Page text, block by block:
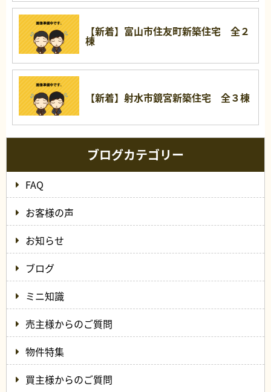
【新着】富山市住友町新築住宅 全２
棟
【新着】射水市鏡宮新築住宅 全３棟
ブログカテゴリー
FAQ
お客様の声
お知らせ
ブログ
ミニ知識
売主様からのご質問
物件特集
買主様からのご質問